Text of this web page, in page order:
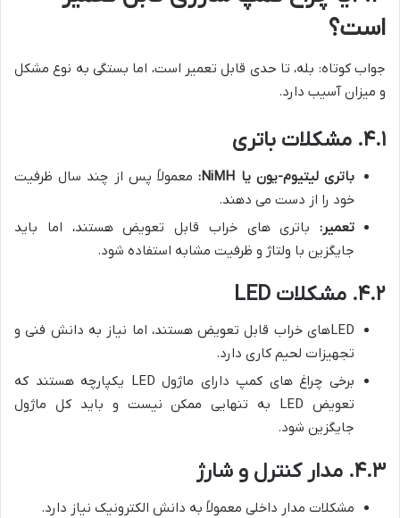
است؟
جواب کوتاه: بله، تا حدی قابل تعمیر است، اما بستگی به نوع مشکل
و میزان آسیب دارد.
۴.۱. مشکلات باتری
باتری لیتیوم-یون یا NiMH:
معمولاً پس از چند سال ظرفیت
خود را از دست می دهند.
تعمیر: باتری های خراب قابل تعویض هستند، اما باید
جایگزین با ولتاژ و ظرفیت مشابه استفاده شود.
۴.۲. مشکلات LED
LEDهای خراب قابل تعویض هستند، اما نیاز به دانش فنی و
تجهیزات لحیم کاری دارد.
برخی چراغ های کمپ دارای ماژول LED یکپارچه هستند که
تعویض LED به تنهایی ممکن نیست و باید کل ماژول
جایگزین شود.
۴.۳. مدار کنترل و شارژ
مشکلات مدار داخلی معمولاً به دانش الکترونیک نیاز دارد.